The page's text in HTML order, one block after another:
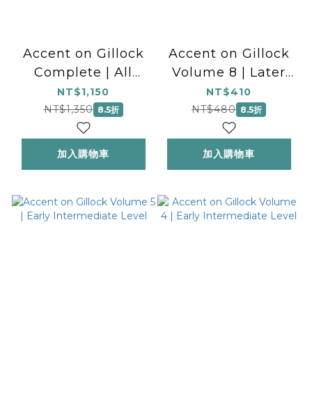
Accent on Gillock
Complete | All
Eight Volumes in
One | NFMC 2024-
2028 Selection
NT$1,150
NT$1,350 8.5折
加入購物車
Accent on Gillock
Volume 8 | Later
Intermediate Level
NT$410
NT$480 8.5折
加入購物車